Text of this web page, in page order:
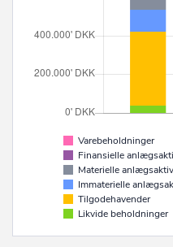
Varebeholdninger
Finansielle
Materielle
Immaterielle
Tilgodehavender
Likvide beholdninger